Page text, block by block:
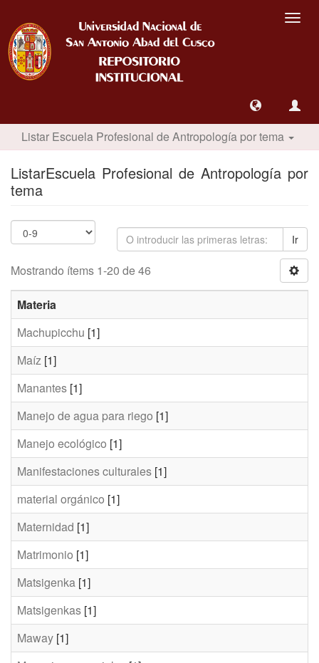
Listar Escuela Profesional de Antropología por tema
ListarEscuela Profesional de Antropología por
tema
Ir
Mostrando ítems 1-20 de 46
Materia
Machupicchu [1]
Maíz [1]
Manantes [1]
Manejo de agua para riego [1]
Manejo ecológico [1]
Manifestaciones culturales [1]
material orgánico [1]
Maternidad [1]
Matrimonio [1]
Matsigenka [1]
Matsigenkas [1]
Maway [1]